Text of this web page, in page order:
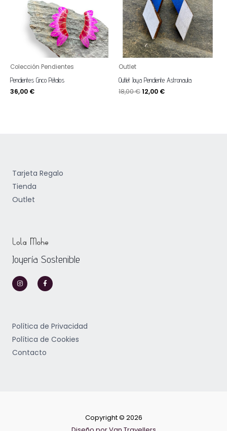
Colección Pendientes
Pendientes Cinco Pétalos
36,00 €
Outlet
Outlet Joya Pendiente Astronauta
18,00€12,00 €
Tarjeta Regalo
Tienda
Outlet
Joyería Sostenible
n
s
t
m
a
c
e
f
Política de Privacidad
Política de Cookies
Contacto
Copyright © 2026